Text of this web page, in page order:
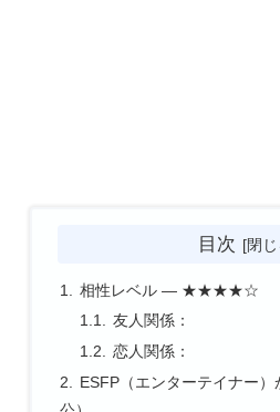
目次
相性レベル ― ★★★★☆
友人関係：
恋人関係：
ESFP（エンターテイナー）